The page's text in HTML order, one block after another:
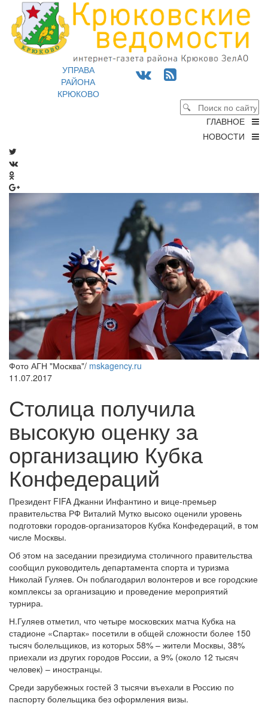
УПРАВА
РАЙОНА
КРЮКОВО
ГЛАВНОЕ
НОВОСТИ
Фото АГН "Москва"/ mskagency.ru
11.07.2017
Столица получила
высокую оценку за
организацию Кубка
Конфедераций
Президент FIFA Джанни Инфантино и вице-премьер
правительства РФ Виталий Мутко высоко оценили уровень
подготовки городов-организаторов Кубка Конфедераций, в том
числе Москвы.
Об этом на заседании президиума столичного правительства
сообщил руководитель департамента спорта и туризма
Николай Гуляев. Он поблагодарил волонтеров и все городские
комплексы за организацию и проведение мероприятий
турнира.
Н.Гуляев отметил, что четыре московских матча Кубка на
стадионе «Спартак» посетили в общей сложности более 150
тысяч болельщиков, из которых 58% – жители Москвы, 38%
приехали из других городов России, а 9% (около 12 тысяч
человек) – иностранцы.
Среди зарубежных гостей 3 тысячи въехали в Россию по
паспорту болельщика без оформления визы.